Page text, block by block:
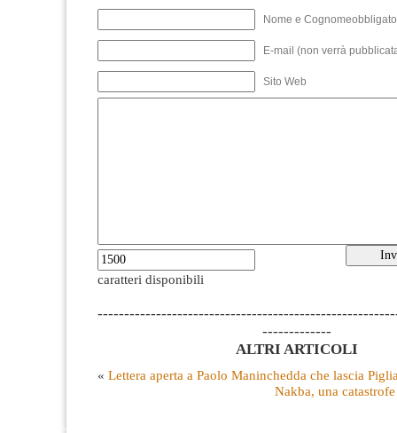
Nome e
E-mail (non verrà
Sito Web
caratteri disponibili
-------------
ALTRI ARTICOLI
« Lettera aperta a Paolo Maninchedda che lascia
Nakba, una